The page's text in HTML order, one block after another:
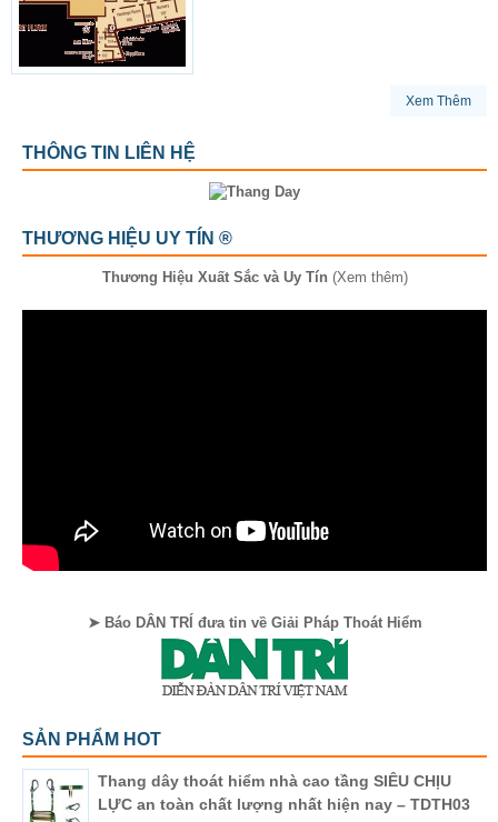
Xem Thêm
THÔNG TIN LIÊN HỆ
THƯƠNG HIỆU UY TÍN ®
Thương Hiệu Xuất Sắc và Uy Tín (Xem thêm)
➤ Báo DÂN TRÍ đưa tin về Giải Pháp Thoát Hiểm
SẢN PHẨM HOT
Thang dây thoát hiểm nhà cao tầng SIÊU CHỊU
LỰC an toàn chất lượng nhất hiện nay – TDTH03